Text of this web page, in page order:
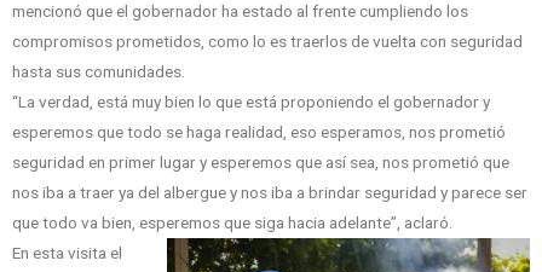
mencionó que el gobernador ha estado al frente cumpliendo los
compromisos prometidos, como lo es traerlos de vuelta con seguridad
hasta sus comunidades.
“La verdad, está muy bien lo que está proponiendo el gobernador y
esperemos que todo se haga realidad, eso esperamos, nos prometió
seguridad en primer lugar y esperemos que así sea, nos prometió que
nos iba a traer ya del albergue y nos iba a brindar seguridad y parece ser
que todo va bien, esperemos que siga hacia adelante”, aclaró.
En esta visita el